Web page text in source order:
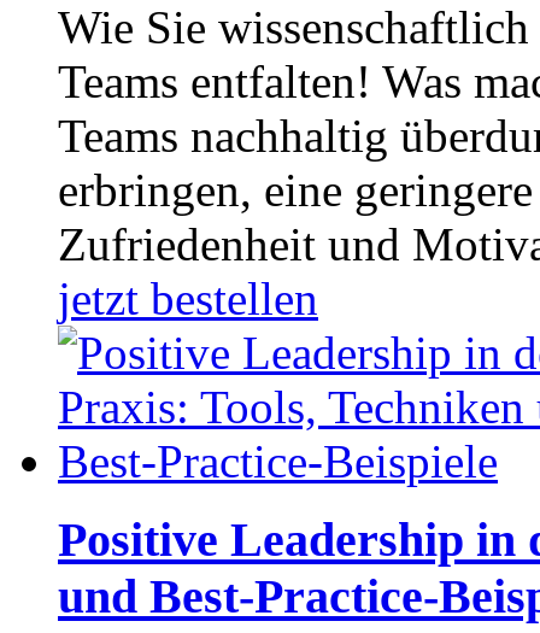
Wie Sie
Teams entfalten! Was
Teams nachhaltig
erbringen, eine
Zufriedenheit und
jetzt bestellen
Positive Leadership in
und Best-Practice-